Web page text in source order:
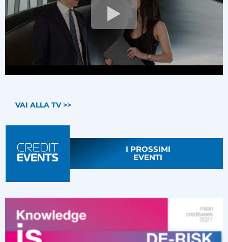
VAI ALLA TV >>
I PROSSIMI
EVENTI